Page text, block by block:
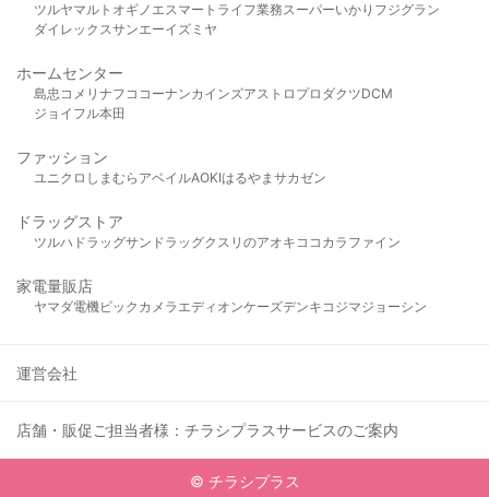
ツルヤマルト オギノ エスマート ライフ業務スーパーいかり フジグラン
ダイレックスサンエーイズミヤ
ホームセンター
島忠 コメリ ナフコ コーナンカインズアストロプロダクツDCM
ジョイフル本田
ファッション
ユニクロ しまむら アベイルAOKIはるやま サカゼン
ドラッグストア
ツルハドラッグサンドラッグクスリのアオキ ココカラファイン
家電量販店
ヤマダ電機ビックカメラ エディオンケーズデンキ コジマジョーシン
運営会社
店舗・販促ご担当者様：チラシプラスサービスのご案内
© チラシプラス